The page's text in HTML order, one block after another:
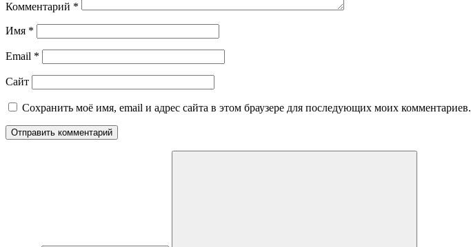
Комментарий *
Имя *
Email *
Сайт
Сохранить моё имя, email и адрес сайта в этом браузере для последующих моих комментариев.